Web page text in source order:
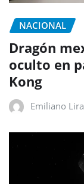
NACIONAL
Dragón
oculto en
Kong
Emiliano Lira